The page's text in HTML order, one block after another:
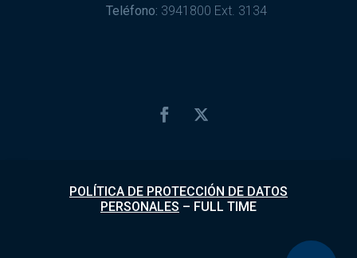
Teléfono: 3941800 Ext. 3134
POLÍTICA DE PROTECCIÓN DE DATOS
PERSONALES – FULL TIME